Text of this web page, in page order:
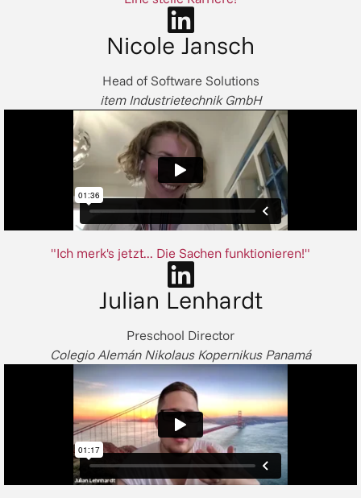
Nicole Jansch
Head of Software Solutions
item Industrietechnik GmbH
"Ich merk's jetzt... Die Sachen funktionieren!"
Julian Lenhardt
Preschool Director
Colegio Alemán Nikolaus Kopernikus Panamá